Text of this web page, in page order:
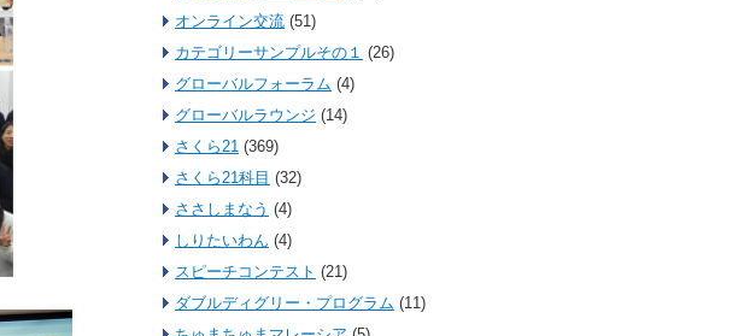
オンライン交流 (51)
カテゴリーサンプルその１ (26)
グローバルフォーラム (4)
グローバルラウンジ (14)
さくら21 (369)
さくら21科目 (32)
ささしまなう (4)
しりたいわん (4)
スピーチコンテスト (21)
ダブルディグリー・プログラム (11)